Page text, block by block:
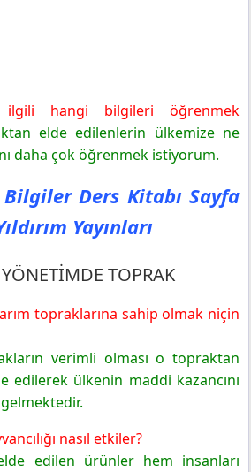
ilgili hangi bilgileri öğrenmek
elde edilenlerin ülkemize ne
daha çok öğrenmek istiyorum.
Bilgiler Ders Kitabı Sayfa
Yayınları
TOPRAK
topraklarına sahip olmak niçin
verimli olması o topraktan
edilerek ülkenin maddi kazancını
nasıl etkiler?
edilen ürünler hem insanları